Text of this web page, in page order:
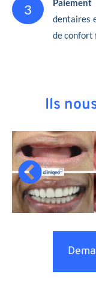
3
dentaires
de confort
Ils